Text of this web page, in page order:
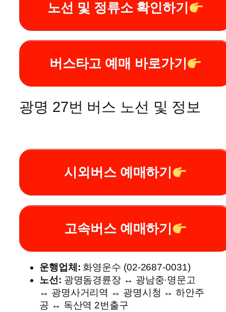
노선 및 정류소 확인하기
버스타고 예매 바로가기
광명 27번 버스 노선 및 정보
시외버스 예매하기
고속버스 예매하기
운행업체: 화영운수 (02-2687-0031)
노선: 광명돔경륜장 ↔ 광남중·명문고
↔ 광명사거리역 ↔ 광명시청 ↔ 하안주
공 ↔ 독산역 2번출구